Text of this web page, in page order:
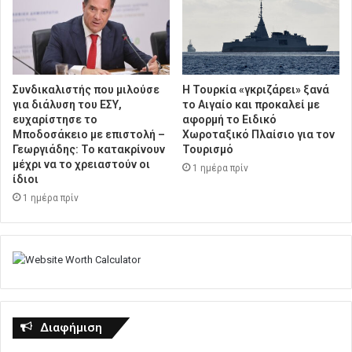
Συνδικαλιστής που μιλούσε
για διάλυση του ΕΣΥ,
ευχαρίστησε το
Μποδοσάκειο με επιστολή –
Γεωργιάδης: Το κατακρίνουν
μέχρι να το χρειαστούν οι
ίδιοι
1 ημέρα πρίν
Η Τουρκία «γκριζάρει» ξανά
το Αιγαίο και προκαλεί με
αφορμή το Ειδικό
Χωροταξικό Πλαίσιο για τον
Τουρισμό
1 ημέρα πρίν
Διαφήμιση